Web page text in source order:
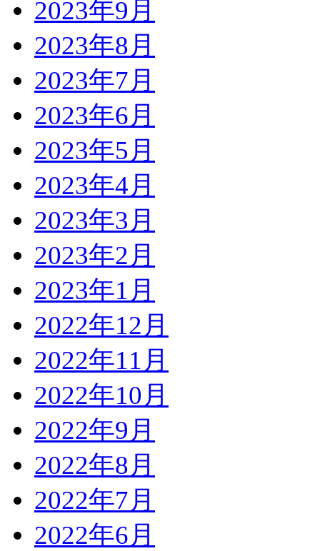
2023年9月
2023年8月
2023年7月
2023年6月
2023年5月
2023年4月
2023年3月
2023年2月
2023年1月
2022年12月
2022年11月
2022年10月
2022年9月
2022年8月
2022年7月
2022年6月